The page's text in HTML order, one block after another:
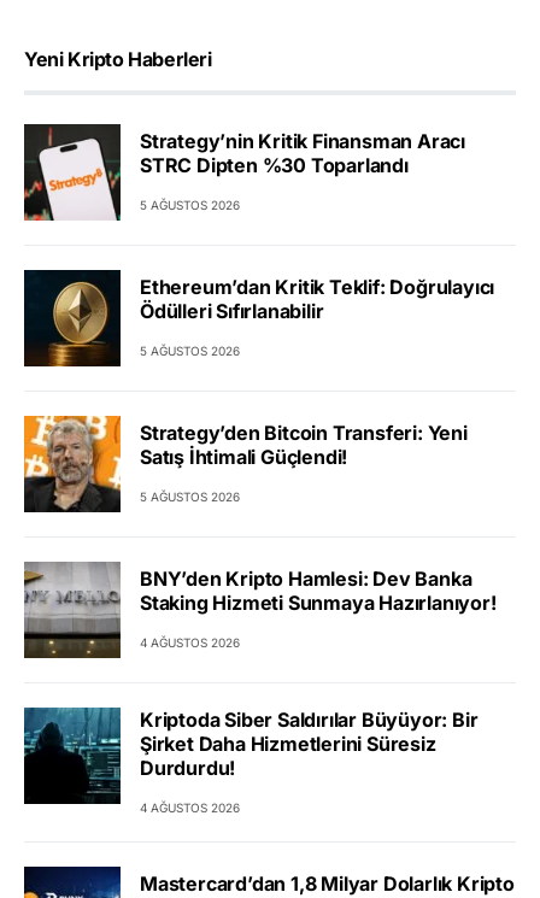
Yeni Kripto Haberleri
Strategy’nin Kritik Finansman Aracı
STRC Dipten %30 Toparlandı
5 AĞUSTOS 2026
Ethereum’dan Kritik Teklif: Doğrulayıcı
Ödülleri Sıfırlanabilir
5 AĞUSTOS 2026
Strategy’den Bitcoin Transferi: Yeni
Satış İhtimali Güçlendi!
5 AĞUSTOS 2026
BNY’den Kripto Hamlesi: Dev Banka
Staking Hizmeti Sunmaya Hazırlanıyor!
4 AĞUSTOS 2026
Kriptoda Siber Saldırılar Büyüyor: Bir
Şirket Daha Hizmetlerini Süresiz
Durdurdu!
4 AĞUSTOS 2026
Mastercard’dan 1,8 Milyar Dolarlık Kripto